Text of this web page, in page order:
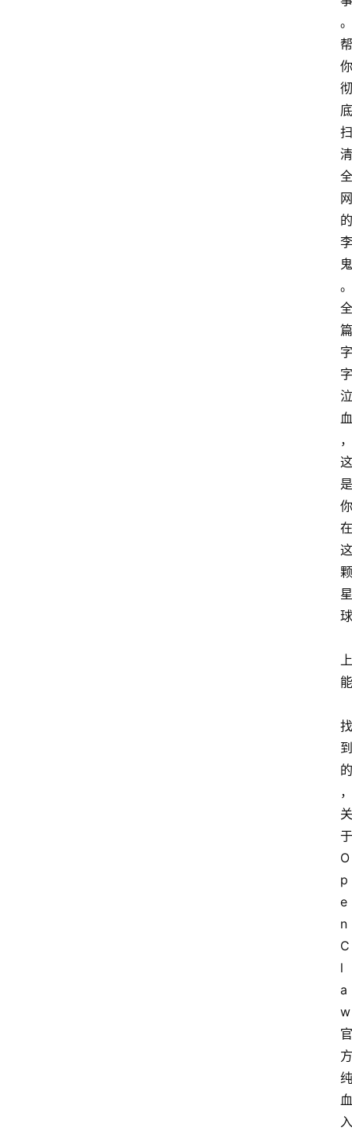
。
帮
你
彻
底
扫
清
全
网
的
李
鬼
。
全
篇
字
字
泣
血
，
这
是
你
在
这
颗
星
球
上
能
找
到
的
，
关
于
O
p
e
n
C
l
a
w
官
方
纯
血
入